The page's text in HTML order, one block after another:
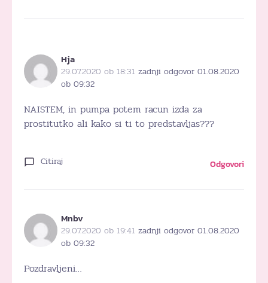
Hja
29.07.2020 ob 18:31 zadnji odgovor 01.08.2020
ob 09:32
NAISTEM, in pumpa potem racun izda za
prostitutko ali kako si ti to predstavljas???
Citiraj Odgovori
Mnbv
29.07.2020 ob 19:41 zadnji odgovor 01.08.2020
ob 09:32
Pozdravljeni…